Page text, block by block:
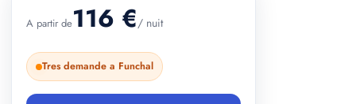
A partir de116 €/ nuit
Tres demande a Funchal